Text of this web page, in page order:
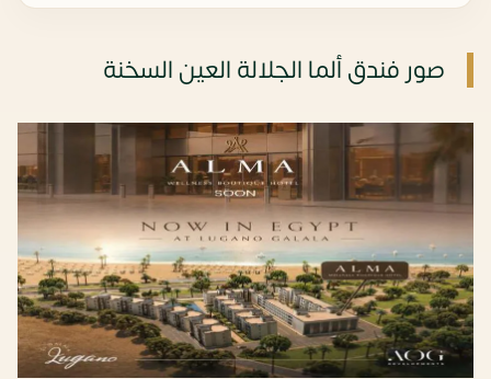
صور فندق ألما الجلالة العين السخنة